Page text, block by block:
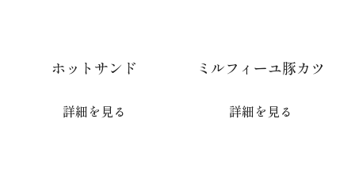
ホットサンド
詳細を見る
ミルフィーユ豚カツ
詳細を見る